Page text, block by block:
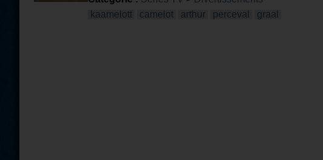
kaamelott
camelot arthur perceval graal